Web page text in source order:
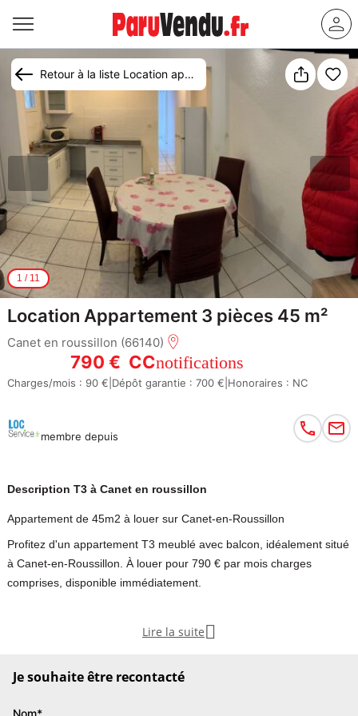
Retour à la liste Location appartement Canet-en-Roussillon
1 / 11
Location Appartement 3 pièces 45 m²
Canet en roussillon (66140)
790 € CCnotifications
Charges/mois : 90 € Dépôt garantie : 700 € Honoraires : NC
membre depuis
Description T3 à Canet en roussillon
Appartement de 45m2 à louer sur Canet-en-Roussillon
Profitez d'un appartement T3 meublé avec balcon, idéalement situé
à Canet-en-Roussillon. À louer pour 790 € par mois charges
comprises, disponible immédiatement.
Appartement T3 de particulier à louer sur Canet-en-Roussillon.
immédiatement
Lire la suite
Je souhaite être recontacté
Nom*